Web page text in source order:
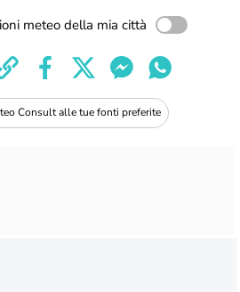
meteo della mia città
Consult alle tue fonti preferite